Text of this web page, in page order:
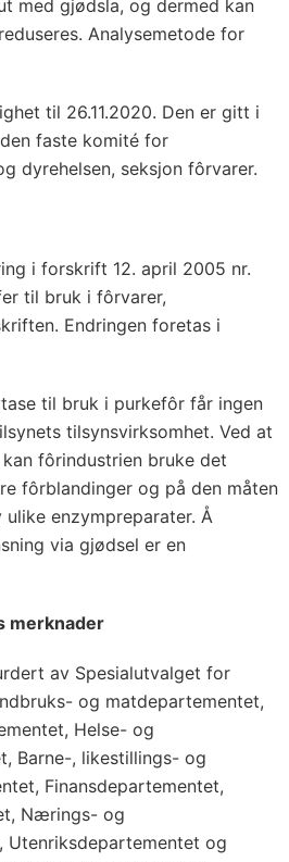
med gjødsla, og dermed kan
Analysemetode for
til 26.11.2020. Den er gitt i
faste komité for
dyrehelsen, seksjon fôrvarer.
i forskrift 12. april 2005 nr.
til bruk i fôrvarer,
Endringen foretas i
til bruk i purkefôr får ingen
tilsynsvirksomhet. Ved at
fôrindustrien bruke det
fôrblandinger og på den måten
enzympreparater. Å
via gjødsel er en
merknader
av Spesialutvalget for
og matdepartementet,
Helse- og
Barne-, likestillings- og
Finansdepartementet,
Nærings- og
Utenriksdepartementet og